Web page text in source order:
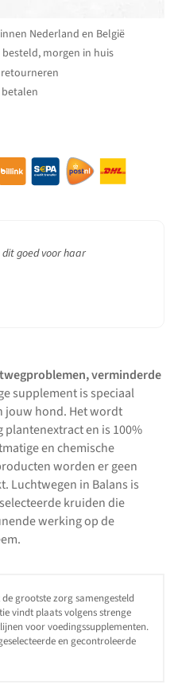
verminderde
supplement is speciaal
jouw hond. Het wordt
en is 100%
en chemische
worden er geen
Luchtwegen in Balans is
kruiden die
werking op de
grootste zorg samengesteld
vindt plaats volgens strenge
voor voedingssupplementen.
en gecontroleerde
Nederland en België
besteld, morgen in huis
betalen
goed voor haar